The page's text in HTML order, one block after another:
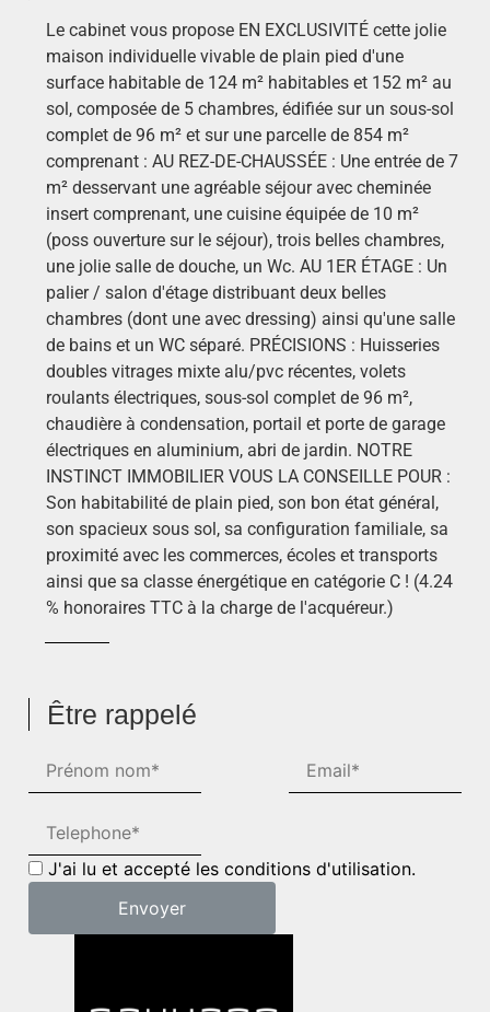
Le cabinet vous propose EN EXCLUSIVITÉ cette jolie
maison individuelle vivable de plain pied d'une
surface habitable de 124 m² habitables et 152 m² au
sol, composée de 5 chambres, édifiée sur un sous-sol
complet de 96 m² et sur une parcelle de 854 m²
comprenant : AU REZ-DE-CHAUSSÉE : Une entrée de 7
m² desservant une agréable séjour avec cheminée
insert comprenant, une cuisine équipée de 10 m²
(poss ouverture sur le séjour), trois belles chambres,
une jolie salle de douche, un Wc. AU 1ER ÉTAGE : Un
palier / salon d'étage distribuant deux belles
chambres (dont une avec dressing) ainsi qu'une salle
de bains et un WC séparé. PRÉCISIONS : Huisseries
doubles vitrages mixte alu/pvc récentes, volets
roulants électriques, sous-sol complet de 96 m²,
chaudière à condensation, portail et porte de garage
électriques en aluminium, abri de jardin. NOTRE
INSTINCT IMMOBILIER VOUS LA CONSEILLE POUR :
Son habitabilité de plain pied, son bon état général,
son spacieux sous sol, sa configuration familiale, sa
proximité avec les commerces, écoles et transports
ainsi que sa classe énergétique en catégorie C ! (4.24
% honoraires TTC à la charge de l'acquéreur.)
Être rappelé
J'ai lu et accepté les conditions d'utilisation.